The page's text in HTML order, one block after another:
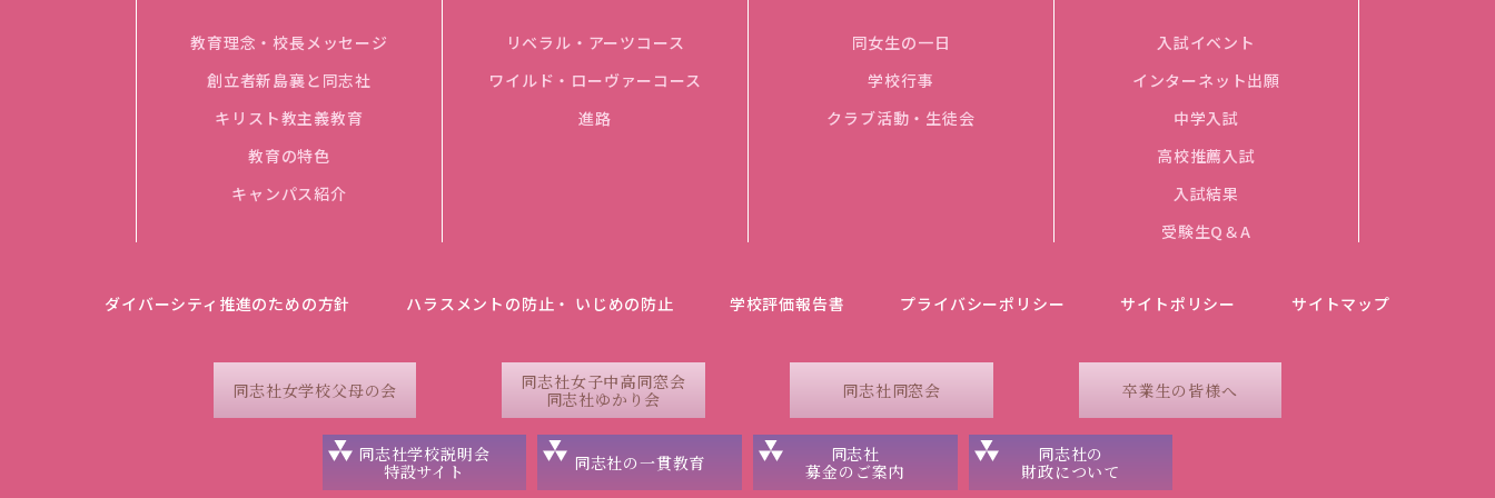
教育理念・校長メッセージ
創立者新島襄と同志社
キリスト教主義教育
教育の特色
キャンパス紹介
リベラル・アーツコース
ワイルド・ローヴァーコース
進路
同女生の一日
学校行事
クラブ活動・生徒会
入試イベント
インターネット出願
中学入試
高校推薦入試
入試結果
受験生Q＆A
ダイバーシティ推進のための方針 ハラスメントの防止・ いじめの防止 学校評価報告書 プライバシーポリシー サイトポリシー サイトマップ
同志社女学校父母の会
同志社女子中高同窓会
同志社ゆかり会
同志社同窓会 卒業生の皆様へ
同志社学校説明会
特設サイト
同志社の一貫教育
同志社
募金のご案内
同志社の
財政について